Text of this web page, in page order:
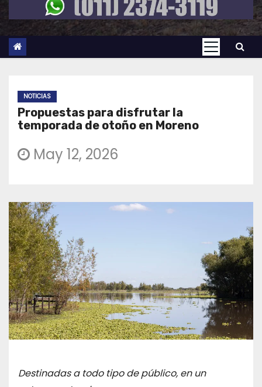
NOTICIAS
Propuestas para disfrutar la
temporada de otoño en Moreno
May 12, 2026
Destinadas a todo tipo de público, en un